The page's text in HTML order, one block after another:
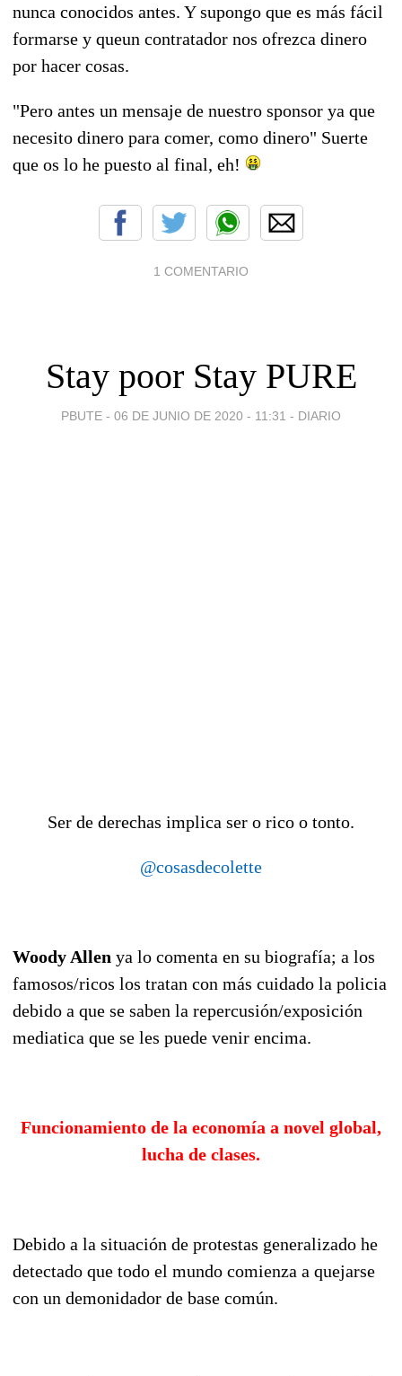
nunca conocidos antes. Y supongo que es más fácil
formarse y queun contratador nos ofrezca dinero
por hacer cosas.
"Pero antes un mensaje de nuestro sponsor ya que
necesito dinero para comer, como dinero" Suerte
que os lo he puesto al final, eh!
1 COMENTARIO
Stay poor Stay PURE
PBUTE - 06 DE JUNIO DE 2020 - 11:31 - DIARIO
Ser de derechas implica ser o rico o tonto.
@cosasdecolette
Woody Allen ya lo comenta en su biografía; a los
famosos/ricos los tratan con más cuidado la policia
debido a que se saben la repercusión/exposición
mediatica que se les puede venir encima.
Funcionamiento de la economía a novel global,
lucha de clases.
Debido a la situación de protestas generalizado he
detectado que todo el mundo comienza a quejarse
con un demonidador de base común.